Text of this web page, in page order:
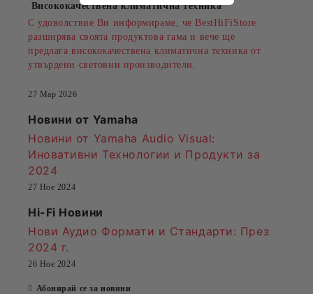
Висококачествена климатична техника
С удоволствие Ви информираме, че BestHiFiStore
разширява своята продуктова гама и вече ще
предлага висококачествена климатична техника от
утвърдени световни производители.
27 Мар 2026
Новини от Yamaha
Новини от Yamaha Audio Visual:
Иновативни Технологии и Продукти за
2024
27 Ное 2024
Hi-Fi Новини
Нови Аудио Формати и Стандарти: През
2024 г.
26 Ное 2024
Абонирай се за новини